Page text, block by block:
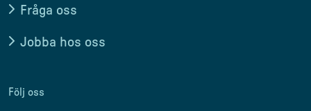
Fråga oss
Jobba hos oss
Följ oss